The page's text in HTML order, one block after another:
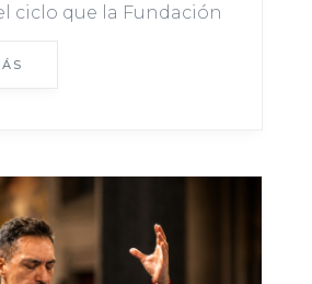
el ciclo que la Fundación
el Teatro Aula Magna.
parte de una...